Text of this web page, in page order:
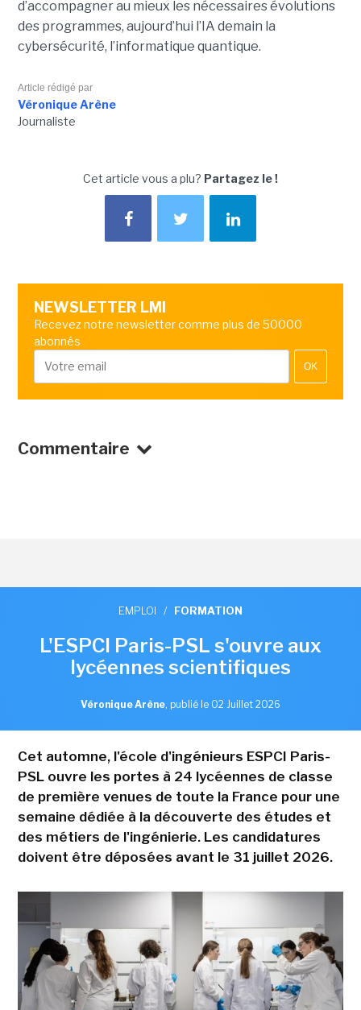
d’accompagner au mieux les nécessaires évolutions
des programmes, aujourd’hui l’IA demain la
cybersécurité, l’informatique quantique.
Article rédigé par
Véronique Arène
Journaliste
Cet article vous a plu? Partagez le !
NEWSLETTER LMI
Recevez notre newsletter comme plus de 50000
abonnés
OK
Commentaire
EMPLOI / FORMATION
L'ESPCI Paris-PSL s'ouvre aux
lycéennes scientifiques
Véronique Arène, publié le 02 Juillet 2026
Cet automne, l'école d'ingénieurs ESPCI Paris-
PSL ouvre les portes à 24 lycéennes de classe
de première venues de toute la France pour une
semaine dédiée à la découverte des études et
des métiers de l'ingénierie. Les candidatures
doivent être déposées avant le 31 juillet 2026.